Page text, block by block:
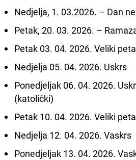
Nedjelja, 1. 03.2026. – Dan
Petak, 20. 03. 2026. –
Petak 03. 04. 2026. Veliki
Nedjelja 05. 04. 2026. Uskrs
Ponedjeljak 06. 04. 2026.
(katolički)
Petak 10. 04. 2026. Veliki
Nedjelja 12. 04. 2026. Vaskrs
Ponedjeljak 13. 04. 2026.